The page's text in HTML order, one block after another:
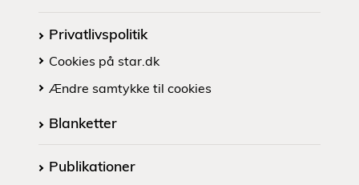
Privatlivspolitik
Cookies på star.dk
Ændre samtykke til cookies
Blanketter
Publikationer